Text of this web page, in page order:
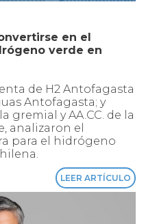
en el
verde en
de H2 Antofagasta
Antofagasta; y
gremial y AA.CC. de la
analizaron el
para el hidrógeno
LEER ARTÍCULO